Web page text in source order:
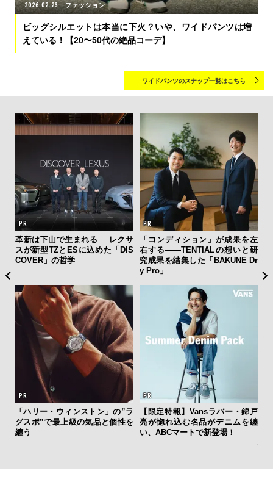
2026.02.23 ファッション
ビッグシルエットは本当に下火？いや、ワイドパンツは増
えている！【20〜50代の絶品コーデ】
ワイドパンツのスナップ一覧はこちら
革新は下山で生まれる──レクサ
スが新型TZとESに込めた「DIS
COVER」の哲学
「コンディション」が成果を左
右する——TENTIALの想いと研
究成果を結集した「BAKUNE Dr
y Pro」
「ハリー・ウィンストン」の”ラ
グスポ”で最上級の気品と個性を
纏う
【限定特報】Vansラバー・錦戸
亮が惚れ込む名品がデニムを纏
い、ABCマートで新登場！
グ